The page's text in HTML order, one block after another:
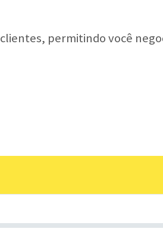
permitindo você